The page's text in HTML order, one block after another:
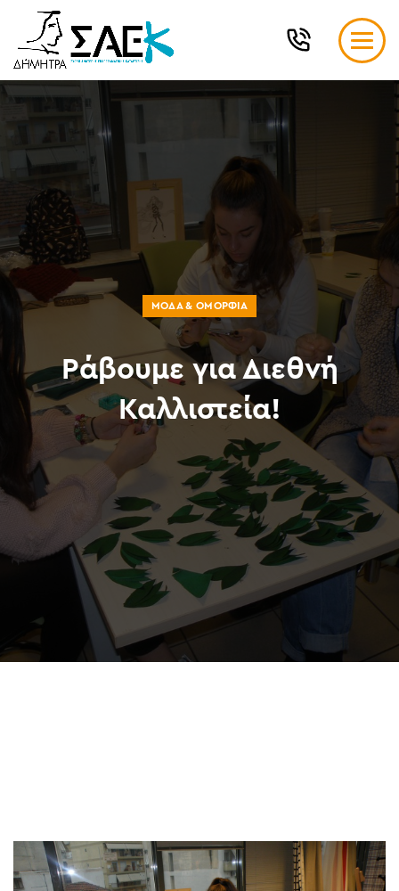
ΜΌΔΑ & ΟΜΟΡΦΙΆ
Ράβουμε για Διεθνή
Καλλιστεία!